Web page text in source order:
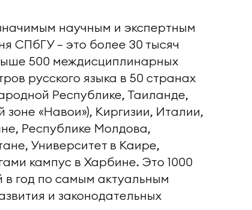
научным и экспертным
СПбГУ — это более 30 тысяч
500 междисциплинарных
русского языка в 50 странах
Республике, Таиланде,
«Навои»), Киргизии, Италии,
Республике Молдова,
Университет в Каире,
кампус в Харбине. Это 1000
в год по самым актуальным
и законодательных